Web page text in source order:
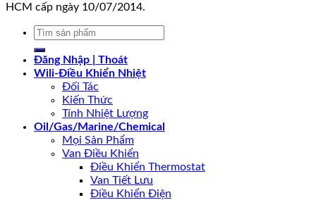
HCM cấp ngày 10/07/2014.
Tìm
kiếm:
Đăng Nhập | Thoát
Wili-Điều Khiển Nhiệt
Đối Tác
Kiến Thức
Tính Nhiệt Lượng
Oil/Gas/Marine/Chemical
Mọi Sản Phẩm
Van Điều Khiển
Điều Khiển Thermostat
Van Tiết Lưu
Điều Khiển Điện